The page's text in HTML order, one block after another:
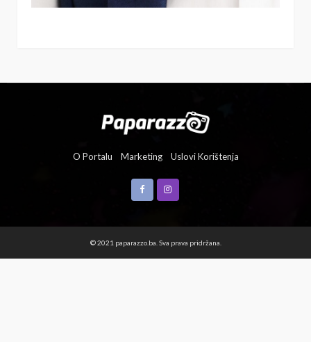
O Portalu Marketing Uslovi Korištenja
© 2021 paparazzo.ba. Sva prava pridržana.